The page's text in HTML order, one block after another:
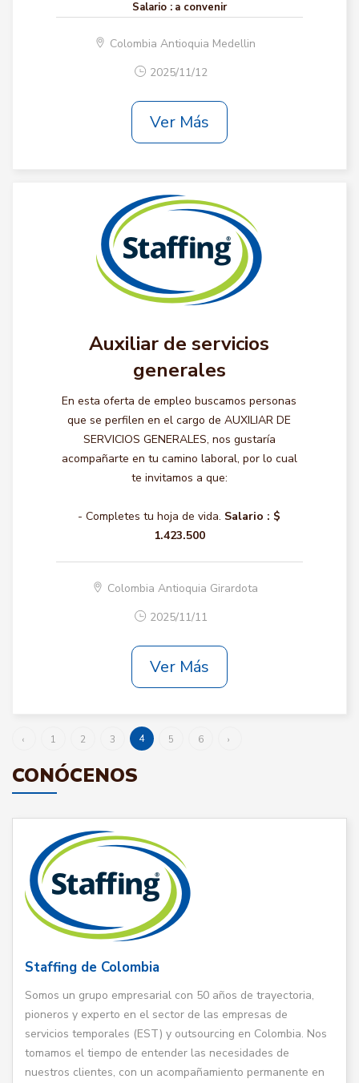
Salario : a convenir
Colombia Antioquia Medellin
2025/11/12
Ver Más
Auxiliar de servicios
generales
En esta oferta de empleo buscamos personas
que se perfilen en el cargo de AUXILIAR DE
SERVICIOS GENERALES, nos gustaría
acompañarte en tu camino laboral, por lo cual
te invitamos a que:
- Completes tu hoja de vida. Salario : $
1.423.500
Colombia Antioquia Girardota
2025/11/11
Ver Más
‹ 1 2 3 4 5 6 ›
CONÓCENOS
Staffing de Colombia
Somos un grupo empresarial con 50 años de trayectoria,
pioneros y experto en el sector de las empresas de
servicios temporales (EST) y outsourcing en Colombia. Nos
tomamos el tiempo de entender las necesidades de
nuestros clientes, con un acompañamiento permanente en